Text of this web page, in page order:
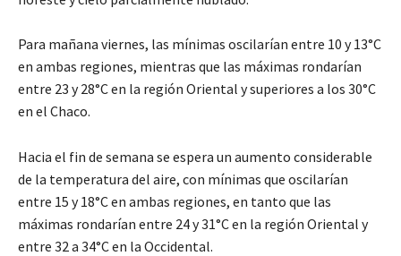
Para mañana viernes, las mínimas oscilarían entre 10 y 13°C
en ambas regiones, mientras que las máximas rondarían
entre 23 y 28°C en la región Oriental y superiores a los 30°C
en el Chaco.
Hacia el fin de semana se espera un aumento considerable
de la temperatura del aire, con mínimas que oscilarían
entre 15 y 18°C en ambas regiones, en tanto que las
máximas rondarían entre 24 y 31°C en la región Oriental y
entre 32 a 34°C en la Occidental.